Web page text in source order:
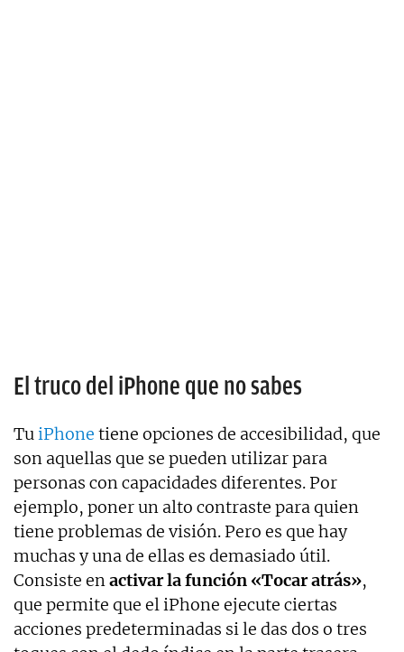
El truco del iPhone que no sabes
TuiPhone tiene opciones de accesibilidad, que
son aquellas que se pueden utilizar para
personas con capacidades diferentes. Por
ejemplo, poner un alto contraste para quien
tiene problemas de visión. Pero es que hay
muchas y una de ellas es demasiado útil.
Consiste enactivar la función «Tocar atrás»,
que permite que el iPhone ejecute ciertas
acciones predeterminadas si le das dos o tres